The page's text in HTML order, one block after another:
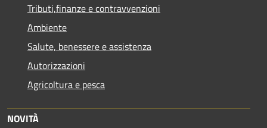
Tributi,finanze e contravvenzioni
Ambiente
Salute, benessere e assistenza
Autorizzazioni
Agricoltura e pesca
NOVITÀ